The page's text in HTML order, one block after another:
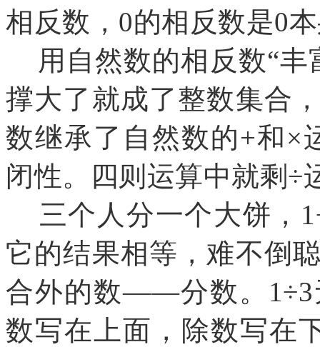
相反数，0的相反数是0
用自然数的相反数“丰
撑大了就成了整数集合
数继承了自然数的+和×
闭性。四则运算中就剩÷
三个人分一个大饼，
它的结果相等，难不倒
合外的数——分数。1÷3
数写在上面，除数写在